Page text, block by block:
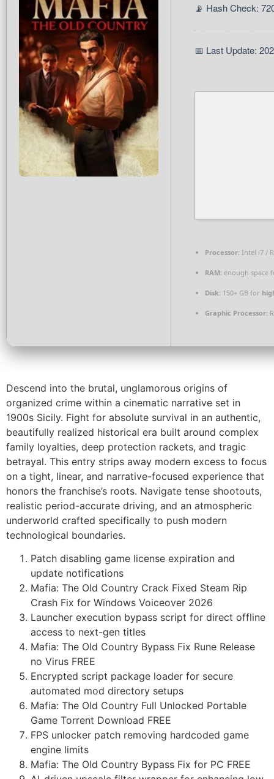
📡 Hash Check:
📅 Last Update:
Processor: Intel i7 /
RAM: enough space
Disk: 150+ GB for
Graphic Processor:
Descend into the brutal, unglamorous origins of
organized crime within a cinematic narrative set in
1900s Sicily. Fight for absolute survival in an authentic,
beautifully realized historical era built around complex
family loyalties, deep protection rackets, and tragic
betrayal. This entry strips away modern excess to focus
on a tight, linear, and narrative-focused experience that
honors the franchise’s roots. Navigate tense shootouts,
realistic period-accurate driving, and an atmospheric
underworld crafted specifically to push modern
technological boundaries.
Patch disabling game license expiration and
update notifications
Mafia: The Old Country Crack Fixed Steam Rip
Crash Fix for Windows Voiceover 2026
Launcher execution bypass script for direct offline
access to next-gen titles
Mafia: The Old Country Bypass Fix Rune Release
no Virus FREE
Encrypted script package loader for secure
automated mod directory setups
Mafia: The Old Country Full Unlocked Portable
Game Torrent Download FREE
FPS unlocker patch removing hardcoded game
engine limits
Mafia: The Old Country Bypass Fix for PC FREE